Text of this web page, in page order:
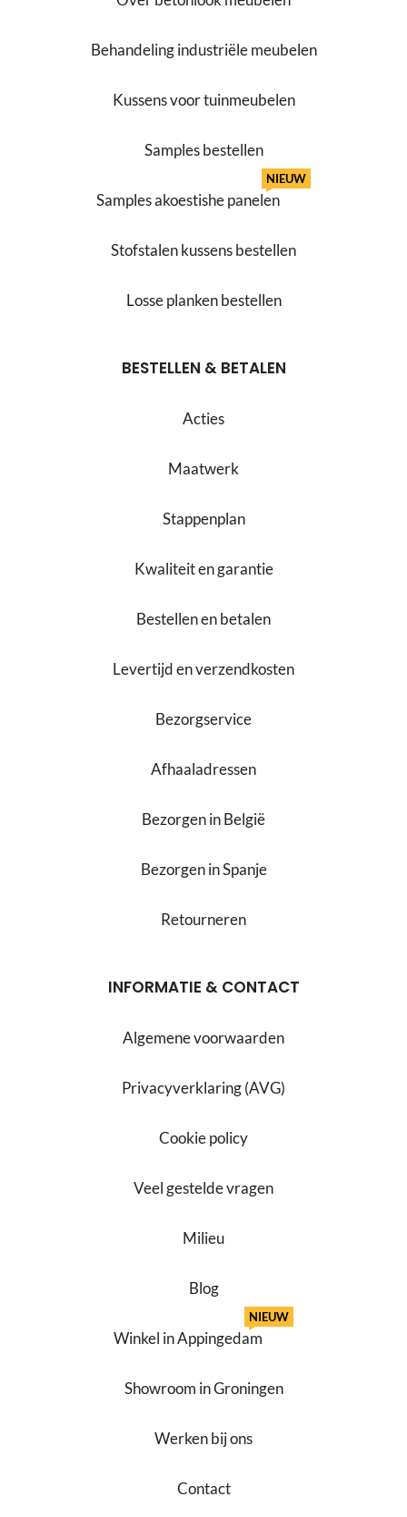
Behandeling industriële meubelen
Kussens voor tuinmeubelen
Samples bestellen
Samples akoestishe panelen
NIEUW
Stofstalen kussens bestellen
Losse planken bestellen
BESTELLEN & BETALEN
Acties
Maatwerk
Stappenplan
Kwaliteit en garantie
Bestellen en betalen
Levertijd en verzendkosten
Bezorgservice
Afhaaladressen
Bezorgen in België
Bezorgen in Spanje
Retourneren
INFORMATIE & CONTACT
Algemene voorwaarden
Privacyverklaring (AVG)
Cookie policy
Veel gestelde vragen
Milieu
Blog
Winkel in Appingedam
NIEUW
Showroom in Groningen
Werken bij ons
Contact